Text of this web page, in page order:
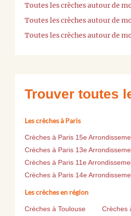
Toutes les crèches autour de
Toutes les crèches autour de
Toutes les crèches autour de
Trouver toutes
Les crèches à Paris
Crèches à Paris 15e
Crèches à Paris 13e
Crèches à Paris 11e
Crèches à Paris 14e
Les crèches en région
Crèches à Toulouse Crèches